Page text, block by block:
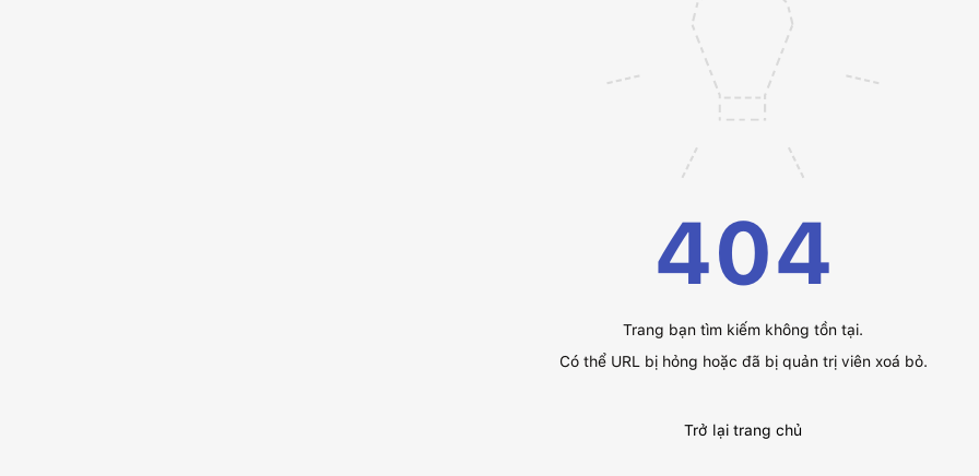
404
Trang bạn tìm kiếm không tồn tại.
Có thể URL bị hỏng hoặc đã bị quản trị viên xoá bỏ.
Trở lại trang chủ